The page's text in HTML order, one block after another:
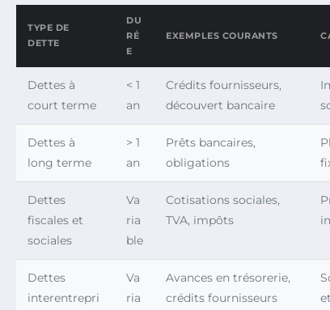
TYPE DE
DETTE
DU
RÉ
E
EXEMPLES COURANTS
Dettes à
court terme
< 1
an
Crédits fournisseurs,
découvert bancaire
Dettes à
long terme
> 1
an
Prêts bancaires,
obligations
Dettes
fiscales et
sociales
Va
ria
ble
Cotisations sociales,
TVA, impôts
Dettes
interentrepri
Va
ria
Avances en trésorerie,
crédits fournisseurs